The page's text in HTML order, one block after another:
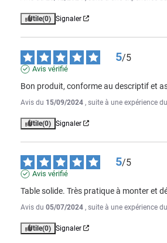
Utile(0) Signaler
5/5
Avis vérifié
Bon produit, conforme au descriptif et
Avis du 15/09/2024 , suite à une expérience du
Utile(0) Signaler
5/5
Avis vérifié
Table solide. Très pratique à monter et
Avis du 05/07/2024 , suite à une expérience du
Utile(0) Signaler